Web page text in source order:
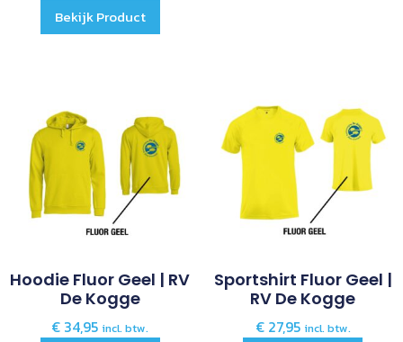
Bekijk Product
Hoodie Fluor Geel | RV
De Kogge
€ 34,95 incl. btw.
Sportshirt Fluor Geel |
RV De Kogge
€27,95 incl. btw.